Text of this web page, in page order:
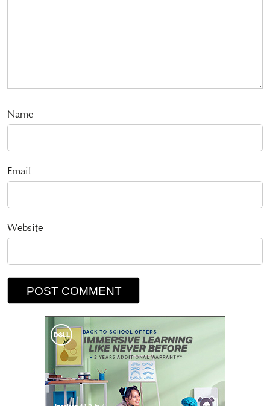
Name
Email
Website